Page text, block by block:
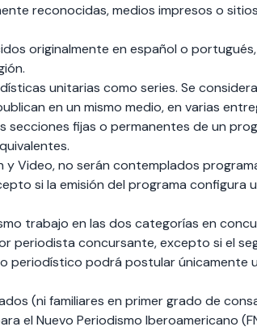
reconocidas, medios impresos o
originalmente en español o
unitarias como series. Se
en un mismo medio, en varias
secciones fijas o permanentes de un
y Video, no serán contemplados
si la emisión del programa configura
trabajo en las dos categorías en
periodista concursante, excepto si el
periodístico podrá postular únicamente
(ni familiares en primer grado de
el Nuevo Periodismo Iberoamericano